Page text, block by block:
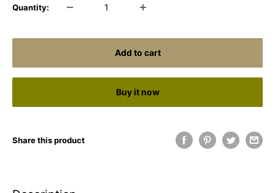
Quantity:
Add to cart
Buy it now
Share this product